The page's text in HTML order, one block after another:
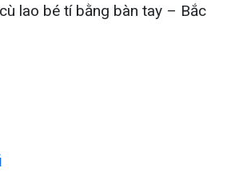
lao bé tí bằng bàn tay – Bắc